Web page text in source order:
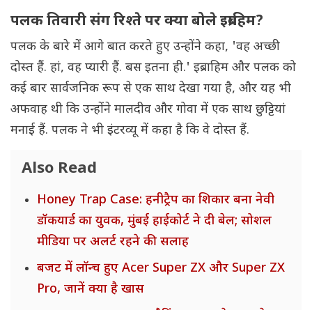
पलक तिवारी संग रिश्ते पर क्या बोले इब्राहिम?
पलक के बारे में आगे बात करते हुए उन्होंने कहा, 'वह अच्छी
दोस्त हैं. हां, वह प्यारी हैं. बस इतना ही.' इब्राहिम और पलक को
कई बार सार्वजनिक रूप से एक साथ देखा गया है, और यह भी
अफवाह थी कि उन्होंने मालदीव और गोवा में एक साथ छुट्टियां
मनाई हैं. पलक ने भी इंटरव्यू में कहा है कि वे दोस्त हैं.
Also Read
Honey Trap Case: हनीट्रैप का शिकार बना नेवी
डॉकयार्ड का युवक, मुंबई हाईकोर्ट ने दी बेल; सोशल
मीडिया पर अलर्ट रहने की सलाह
बजट में लॉन्च हुए Acer Super ZX और Super ZX
Pro, जानें क्या है खास